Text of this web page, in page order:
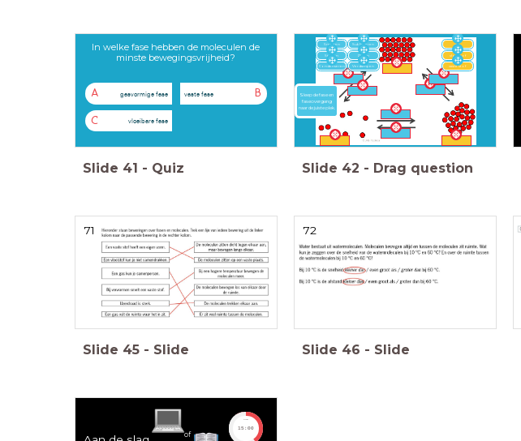
In welke fase hebben de moleculen de
minste bewegingsvrijheid?
A gasvormige fase B
vaste fase
C vloeibare fase
Slide 41 - Quiz
Sleep de fase en
faseovergang
naar de juiste plek.
Smelten
Stollen
Condenseren
Sublimeren
Rijpen
Verdampen
gas
vloeistof
vaste stof
Slide 42 - Drag question
71
Slide 45 - Slide
72
Slide 46 - Slide
timer
15:00
of